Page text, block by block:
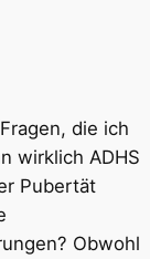
die ich
wirklich ADHS
Pubertät
Obwohl